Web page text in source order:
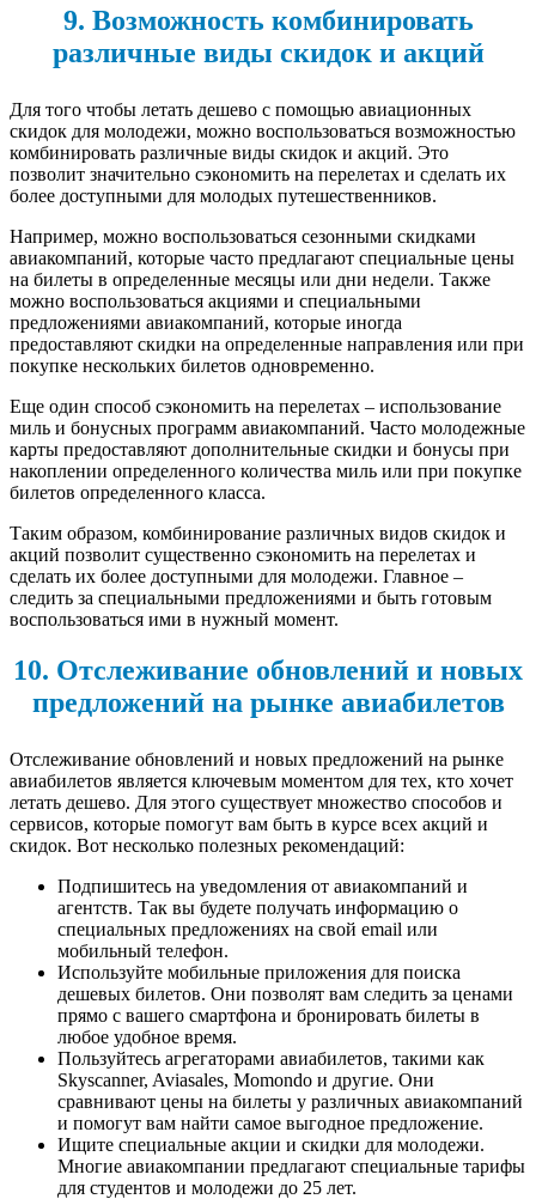
9. Возможность комбинировать
различные виды скидок и акций
Для того чтобы летать дешево с помощью авиационных
скидок для молодежи, можно воспользоваться возможностью
комбинировать различные виды скидок и акций. Это
позволит значительно сэкономить на перелетах и сделать их
более доступными для молодых путешественников.
Например, можно воспользоваться сезонными скидками
авиакомпаний, которые часто предлагают специальные цены
на билеты в определенные месяцы или дни недели. Также
можно воспользоваться акциями и специальными
предложениями авиакомпаний, которые иногда
предоставляют скидки на определенные направления или при
покупке нескольких билетов одновременно.
Еще один способ сэкономить на перелетах – использование
миль и бонусных программ авиакомпаний. Часто молодежные
карты предоставляют дополнительные скидки и бонусы при
накоплении определенного количества миль или при покупке
билетов определенного класса.
Таким образом, комбинирование различных видов скидок и
акций позволит существенно сэкономить на перелетах и
сделать их более доступными для молодежи. Главное –
следить за специальными предложениями и быть готовым
воспользоваться ими в нужный момент.
10. Отслеживание обновлений и новых
предложений на рынке авиабилетов
Отслеживание обновлений и новых предложений на рынке
авиабилетов является ключевым моментом для тех, кто хочет
летать дешево. Для этого существует множество способов и
сервисов, которые помогут вам быть в курсе всех акций и
скидок. Вот несколько полезных рекомендаций:
Подпишитесь на уведомления от авиакомпаний и
агентств. Так вы будете получать информацию о
специальных предложениях на свой email или
мобильный телефон.
Используйте мобильные приложения для поиска
дешевых билетов. Они позволят вам следить за ценами
прямо с вашего смартфона и бронировать билеты в
любое удобное время.
Пользуйтесь агрегаторами авиабилетов, такими как
Skyscanner, Aviasales, Momondo и другие. Они
сравнивают цены на билеты у различных авиакомпаний
и помогут вам найти самое выгодное предложение.
Ищите специальные акции и скидки для молодежи.
Многие авиакомпании предлагают специальные тарифы
для студентов и молодежи до 25 лет.